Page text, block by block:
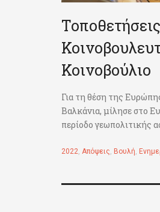
Κοινοβούλιο
Για τη θέση της
Βαλκάνια, μίλησε στο
περίοδο γεωπολιτικής
2022, Απόψεις, Βουλή,